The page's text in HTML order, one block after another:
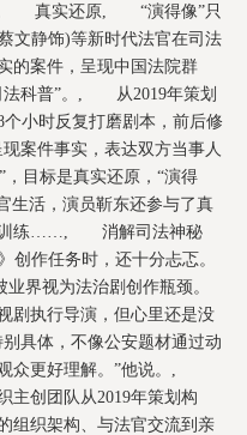
。, 真实还原, “演得像”只
静饰)等新时代法官在司法
的案件，呈现中国法院群
法科普”。, 从2019年策划
个小时反复打磨剧本，前后修
案件事实，表达双方当事人
目标是真实还原，“演得
生活，演员靳东还参与了真
复训练……, 消解司法神秘
作任务时，还十分忐忑。
界视为法治剧创作瓶颈。
剧执行导演，但心里还是没
具体，不像公安题材通过动
观众更好理解。”他说。,
主创团队从2019年策划构
组织架构、与法官交流到亲